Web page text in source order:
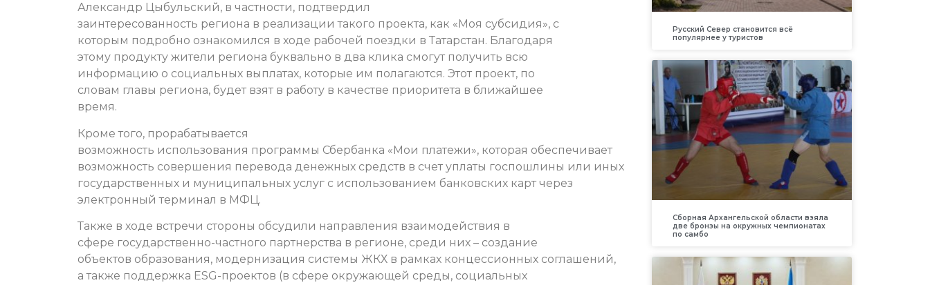
Александр Цыбульский, в частности, подтвердил
заинтересованность региона в реализации такого проекта, как «Моя субсидия», с
которым подробно ознакомился в ходе рабочей поездки в Татарстан. Благодаря
этому продукту жители региона буквально в два клика смогут получить всю
информацию о социальных выплатах, которые им полагаются. Этот проект, по
словам главы региона, будет взят в работу в качестве приоритета в ближайшее
время.
Кроме того, прорабатывается
возможность использования программы Сбербанка «Мои платежи», которая обеспечивает
возможность совершения перевода денежных средств в счет уплаты госпошлины или иных
государственных и муниципальных услуг с использованием банковских карт через
электронный терминал в МФЦ.
Также в ходе встречи стороны обсудили направления взаимодействия в
сфере государственно-частного партнерства в регионе, среди них – создание
объектов образования, модернизация системы ЖКХ в рамках концессионных соглашений,
а также поддержка ESG-проектов (в сфере окружающей среды, социальных
Русский Север становится всё
популярнее у туристов
Сборная Архангельской области взяла
две бронзы на окружных чемпионатах
по самбо